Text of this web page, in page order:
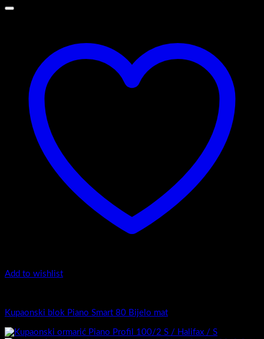
Add to wishlist
Kupaonski blok Piano Smart 80 Bijelo mat